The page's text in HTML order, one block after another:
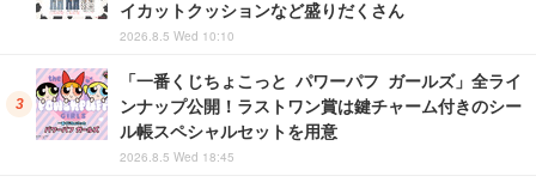
イカットクッションなど盛りだくさん
2026.8.5 Wed 10:10
「一番くじちょこっと パワーパフ ガールズ」全ライ
ンナップ公開！ラストワン賞は鍵チャーム付きのシー
ル帳スペシャルセットを用意
2026.8.5 Wed 18:45